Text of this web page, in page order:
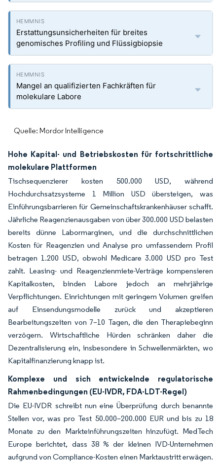
Erstattungsunsicherheiten für breites
genomisches Profiling und Flüssigbiopsie
Mangel an qualifizierten Fachkräften für
molekulare Labore
Quelle: Mordor Intelligence
Hohe Kapital- und Betriebskosten für fortschrittliche
molekulare Plattformen
Tischsequenzierer kosten 500.000 USD, während
Hochdurchsatzsysteme 1 Million USD übersteigen, was
Einführungsbarrieren für Gemeinschaftskrankenhäuser schafft.
Jährliche Reagenzienausgaben von über 300.000 USD belasten
bereits dünne Labormarginen, und die durchschnittlichen
Kosten für Reagenzien und Analyse pro umfassendem Profil
betragen 1.200 USD, obwohl Medicare 3.000 USD pro Test
zahlt. Leasing- und Reagenzienmiete-Verträge kompensieren
Kapitalkosten, binden Labore jedoch an mehrjährige
Verpflichtungen. Einrichtungen mit geringem Volumen greifen
auf Einsendungsmodelle zurück und akzeptieren
Bearbeitungszeiten von 7–10 Tagen, die den Therapiebeginn
verzögern. Wirtschaftliche Hürden schränken daher die
Dezentralisierung ein, insbesondere in Schwellenmärkten, wo
Kapitalfinanzierung knapp ist.
Komplexe und sich entwickelnde regulatorische
Rahmenbedingungen (EU-IVDR, FDA-LDT-Regel)
Die EU-IVDR schreibt nun eine Überprüfung durch benannte
Stellen vor, was pro Test 50.000–200.000 EUR und bis zu 18
Monate zu den Markteinführungszeiten hinzufügt. MedTech
Europe berichtet, dass 38 % der kleinen IVD-Unternehmen
aufgrund von Compliance-Kosten einen Marktaustritt erwägen.